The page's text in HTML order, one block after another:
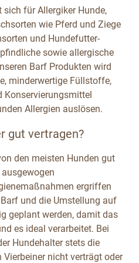
für Allergiker Hunde,
wie Pferd und Ziege
und Hundefutter-
sowie allergische
Barf Produkten wird
minderwertige Füllstoffe,
Konservierungsmittel
Allergien auslösen.
gut vertragen?
den meisten Hunden gut
ergriffen
und die Umstellung auf
geplant werden, damit das
es ideal verarbeitet. Bei
Hundehalter stets die
nicht verträgt oder